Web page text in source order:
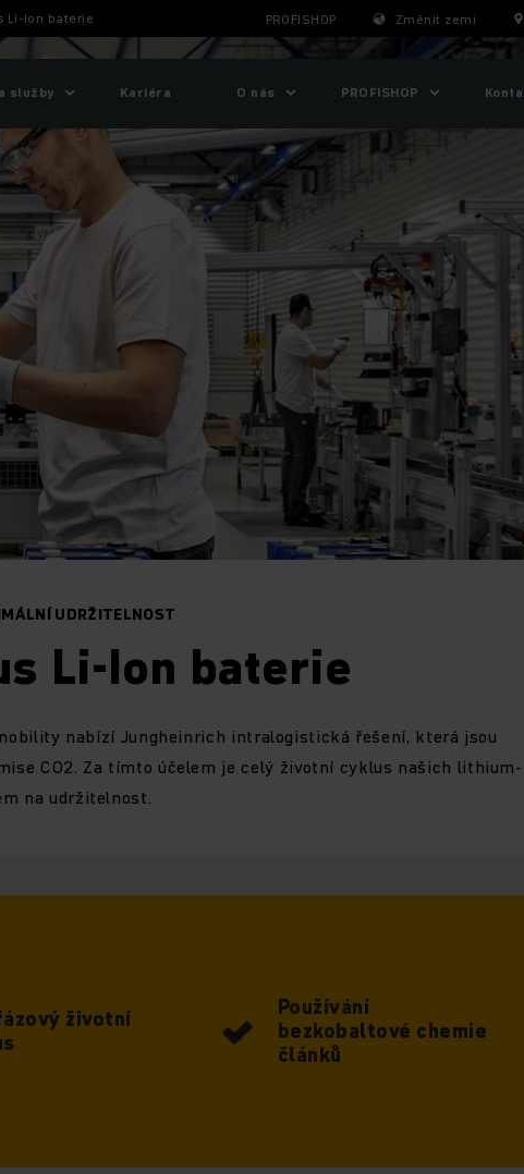
Li-Ion baterie PROFISHOP Změnit zemi
služby Kariéra O nás PROFISHOP
UDRŽITELNOST
Li-Ion baterie
nabízí Jungheinrich intralogistická řešení, která jsou
CO2. Za tímto účelem je celý životní cyklus našich lithium-
na udržitelnost.
životní
Používání
bezkobaltové chemie
článků